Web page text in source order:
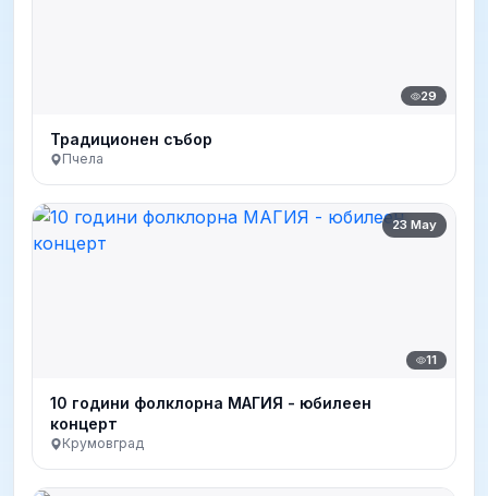
29
Традиционен събор
Пчела
23 May
11
10 години фолклорна МАГИЯ - юбилеен
концерт
Крумовград